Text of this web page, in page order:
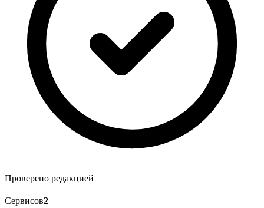
Проверено редакцией
Сервисов2